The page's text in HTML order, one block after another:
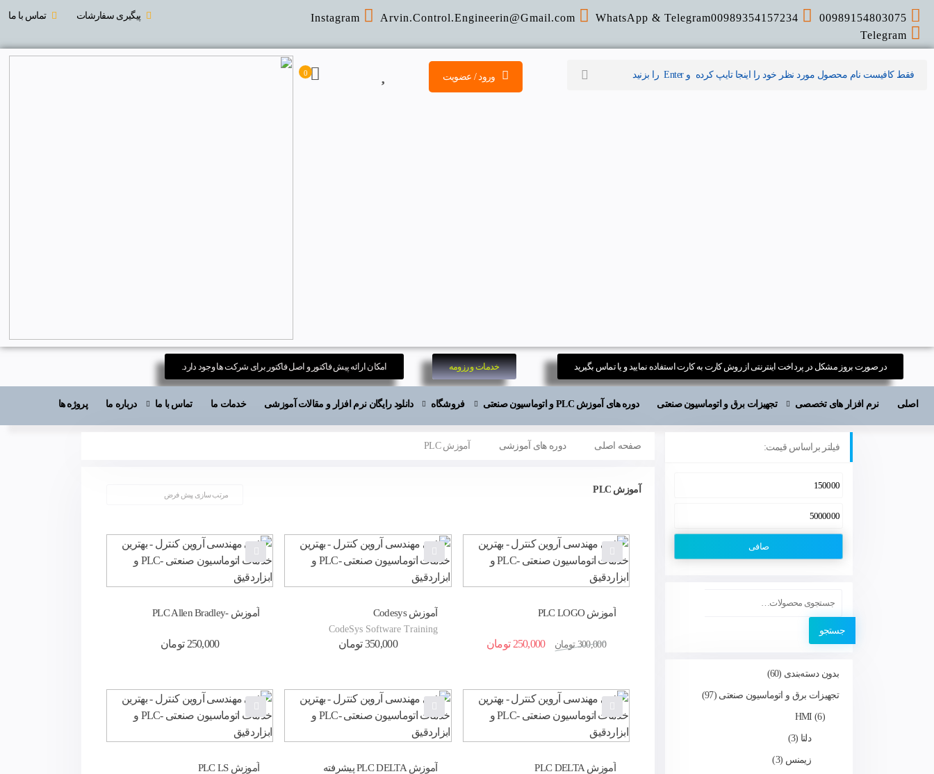
00989154803075
WhatsApp & Telegram00989354157234
Arvin.Control.Engineerin@Gmail.com
Instagram
Telegram
پیگیری سفارشات تماس با ما
ورود / عضویت 0
در صورت بروز مشکل در پرداخت اینترنتی از روش کارت به کارت استفاده نمایید و یا تماس بگیرید خدمات و رزومه امکان ارائه پیش فاکتور و اصل فاکتور برای شرکت ها وجود دارد.
اصلی نرم افزار های تخصصی تجهیزات برق و اتوماسیون صنعتی دوره های آموزش PLC و اتوماسیون صنعتی فروشگاه دانلود رایگان نرم افزار و مقالات آموزشی خدمات ما تماس با ما درباره ما پروژه ها
فیلتر براساس قیمت:
صافی
جستجو
بدون دسته‌بندی 60
تجهیزات برق و اتوماسیون صنعتی 97
HMI 6
دلتا 3
زیمنس 3
صفحه اصلی دوره های آموزشی آموزش PLC
آموزش PLC
آموزش PLC LOGO
300,000 تومان 250,000 تومان
آموزش Codesys
CodeSys Software Training
350,000 تومان
آموزش PLC Allen Bradley-
250,000 تومان
آموزش PLC DELTA آموزش PLC DELTA پیشرفته آموزش PLC LS